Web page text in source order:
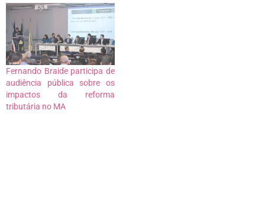
Fernando Braide participa de
audiência pública sobre os
impactos da reforma
tributária no MA